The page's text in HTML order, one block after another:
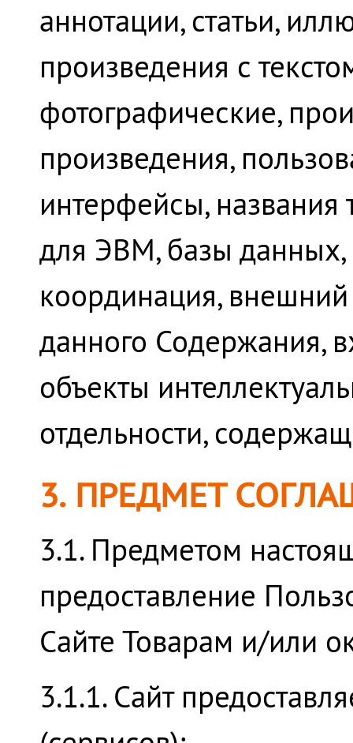
аннотации, статьи,
произведения с
фотографические,
произведения,
интерфейсы, названия
для ЭВМ, базы данных,
координация,
данного Содержания,
объекты
отдельности,
3. ПРЕДМЕТ
3.1. Предметом
предоставление
Сайте Товарам и/или
3.1.1. Сайт